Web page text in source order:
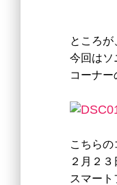
ところが
今回はソ
コーナー
こちらの
２月２
スマート